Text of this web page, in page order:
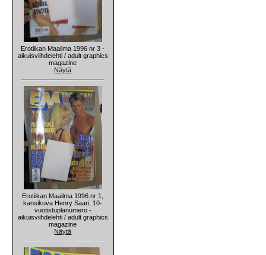
Erotiikan Maailma 1996 nr 3 -
aikuisviihdelehti / adult graphics
magazine
Näytä
Erotiikan Maailma 1996 nr 1,
kansikuva Henry Saari, 10-
vuotistuplanumero -
aikuisviihdelehti / adult graphics
magazine
Näytä